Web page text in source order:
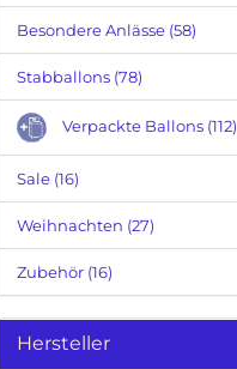
Besondere Anlässe (58)
Stabballons (78)
Verpackte Ballons (112)
Sale (16)
Weihnachten (27)
Zubehör (16)
Hersteller